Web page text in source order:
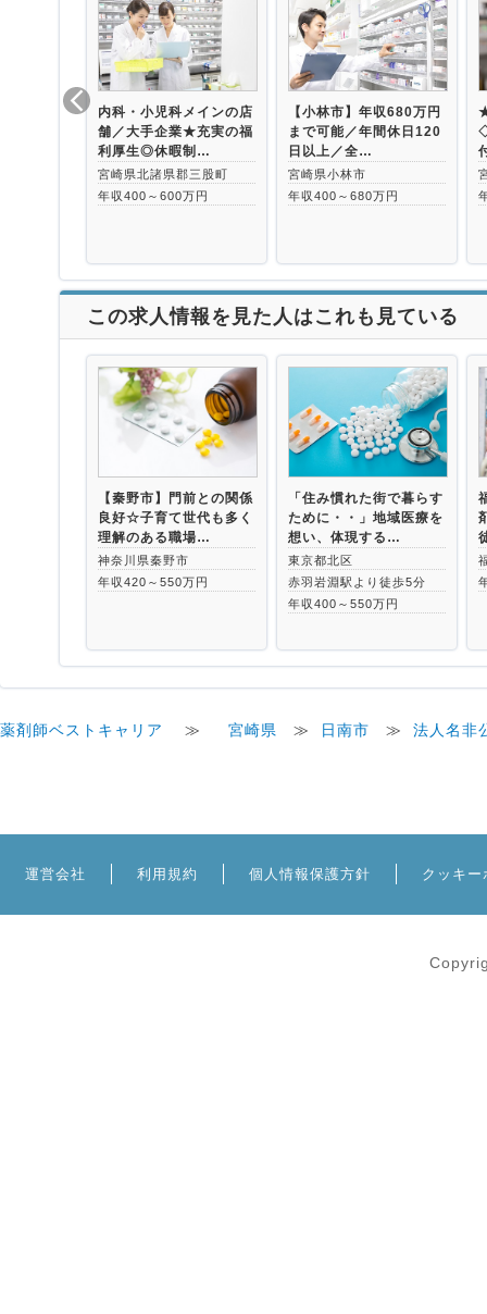
内科・小児科メインの店
舗／大手企業★充実の福
利厚生◎休暇制…
宮崎県北諸県郡三股町
年収400～600万円
【小林市】年収680万円
まで可能／年間休日120
日以上／全…
宮崎県小林市
年収400～680万円
この求人情報を見た人はこれも見ている
【秦野市】門前との関係
良好☆子育て世代も多く
理解のある職場…
神奈川県秦野市
年収420～550万円
「住み慣れた街で暮らす
ために・・」地域医療を
想い、体現する…
東京都北区
赤羽岩淵駅より徒歩5分
年収400～550万円
薬剤師ベストキャリア ≫ 宮崎県 ≫ 日南市 ≫ 法人名非
運営会社 利用規約 個人情報保護方針 クッキー